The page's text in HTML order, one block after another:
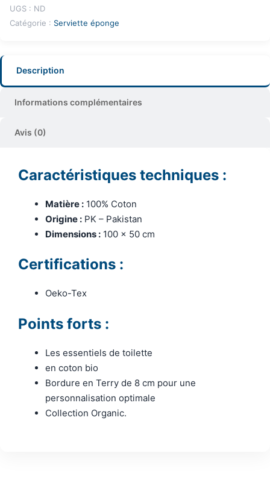
UGS : ND
Catégorie : Serviette éponge
Description
Informations complémentaires
Avis (0)
Caractéristiques techniques :
Matière : 100% Coton
Origine : PK – Pakistan
Dimensions : 100 x 50 cm
Certifications :
Oeko-Tex
Points forts :
Les essentiels de toilette
en coton bio
Bordure en Terry de 8 cm pour une
personnalisation optimale
Collection Organic.